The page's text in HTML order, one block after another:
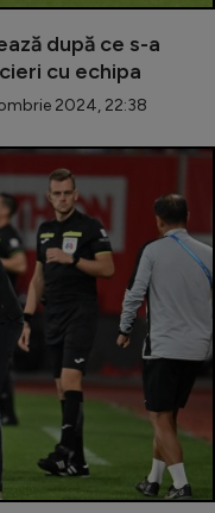
după ce s-a
cu echipa
2024, 22:38